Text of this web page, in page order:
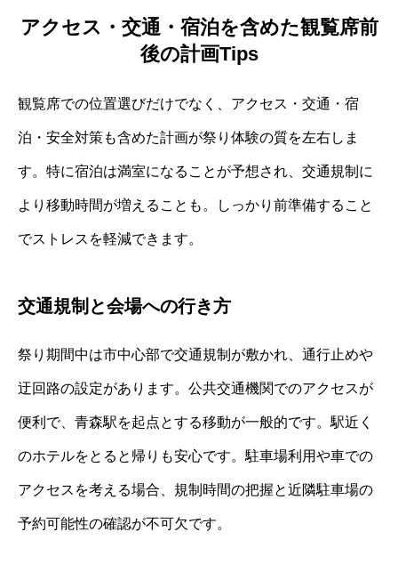
アクセス・交通・宿泊を含めた観覧席前
後の計画Tips
観覧席での位置選びだけでなく、アクセス・交通・宿
泊・安全対策も含めた計画が祭り体験の質を左右しま
す。特に宿泊は満室になることが予想され、交通規制に
より移動時間が増えることも。しっかり前準備すること
でストレスを軽減できます。
交通規制と会場への行き方
祭り期間中は市中心部で交通規制が敷かれ、通行止めや
迂回路の設定があります。公共交通機関でのアクセスが
便利で、青森駅を起点とする移動が一般的です。駅近く
のホテルをとると帰りも安心です。駐車場利用や車での
アクセスを考える場合、規制時間の把握と近隣駐車場の
予約可能性の確認が不可欠です。